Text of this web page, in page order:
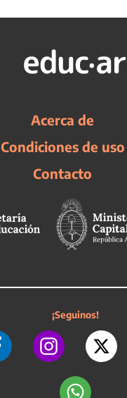
Acerca de
Condiciones de uso
Contacto
¡Seguinos!